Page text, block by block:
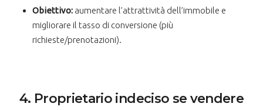
Obiettivo: aumentare l’attrattività dell’immobile e
migliorare il tasso di conversione (più
richieste/prenotazioni).
4. Proprietario indeciso se vendere